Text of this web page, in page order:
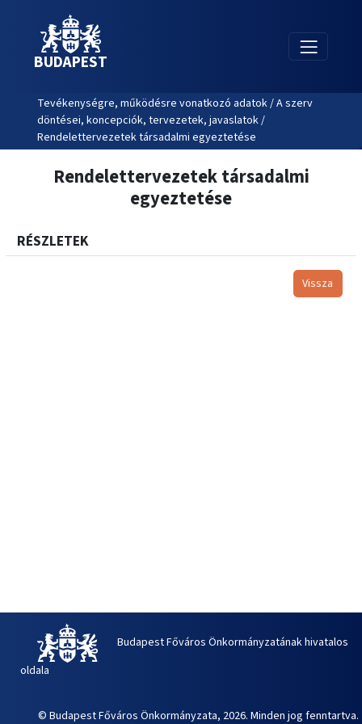
BUDAPEST
Tevékenységre, működésre vonatkozó adatok / A szerv
döntései, koncepciók, tervezetek, javaslatok /
Rendelettervezetek társadalmi egyeztetése
Rendelettervezetek társadalmi
egyeztetése
RÉSZLETEK
Vissza
Budapest Főváros Önkormányzatának hivatalos
oldala
© Budapest Főváros Önkormányzata, 2026. Minden jog fenntartva.